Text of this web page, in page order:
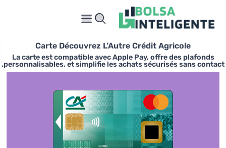
Carte Découvrez L’Autre Crédit Agricole
La carte est compatible avec Apple Pay, offre des plafonds
personnalisables, et simplifie les achats sécurisés sans contact.